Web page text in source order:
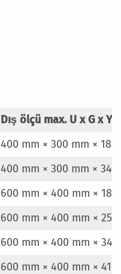
Dış ölçü max. U x G x Y
400 mm × 300 mm × 180
400 mm × 300 mm × 340
600 mm × 400 mm ×
600 mm × 400 mm ×
600 mm × 400 mm ×
600 mm × 400 mm × 410